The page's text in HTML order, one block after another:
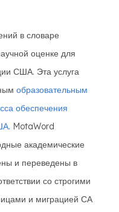
в словаре
оценке для
США. Эта услуга
образовательным
обеспечения
. MotaWord
академические
и переведены в
со строгими
и миграцией СА